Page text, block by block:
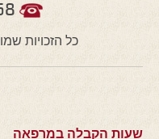
כל הזכויות
שעות הקבלה במרפאה